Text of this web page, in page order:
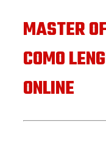
MASTER
COMO
ONLINE